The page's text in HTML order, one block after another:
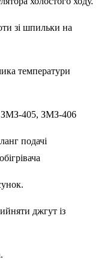
зі шпильки на
температури
подачі
джгут із